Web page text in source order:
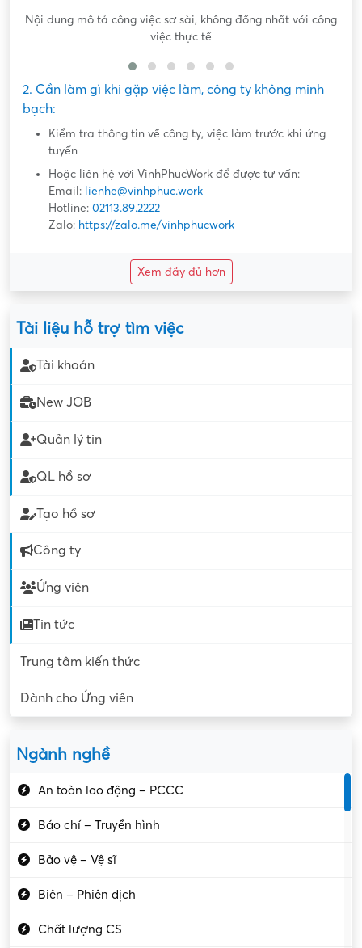
Nội dung mô tả công việc sơ sài, không đồng nhất với công
việc thực tế
2. Cần làm gì khi gặp việc làm, công ty không minh
bạch:
Kiểm tra thông tin về công ty, việc làm trước khi ứng
tuyển
Hoặc liên hệ với VinhPhucWork để được tư vấn:
Email: lienhe@vinhphuc.work
Hotline: 02113.89.2222
Zalo: https://zalo.me/vinhphucwork
Xem đầy đủ hơn
Tài liệu hỗ trợ tìm việc
Tài khoản
New JOB
Quản lý tin
QL hồ sơ
Tạo hồ sơ
Công ty
Ứng viên
Tin tức
Trung tâm kiến thức
Dành cho Ứng viên
Ngành nghề
An toàn lao động – PCCC
Báo chí – Truyền hình
Bảo vệ – Vệ sĩ
Biên – Phiên dịch
Chất lượng CS